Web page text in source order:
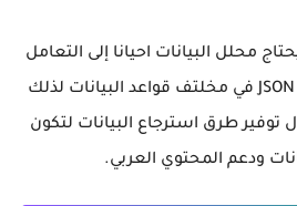
محلل البيانات احيانا إلى التعامل
مع اعمدة من نوع بيانات JSON في مخلتف قواعد البيانات لذلك
توفير طرق استرجاع البيانات لتكون
ودعم المحتوي العربي.